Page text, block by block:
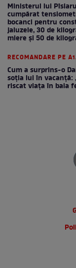
Ministerul lui
cumpărat
bocanci pentru
jaluzele, 30 de
miere și 50 de
RECOMANDARE PE
Cum a surprins-o
soția lui în vacanță:
riscat viața în baia